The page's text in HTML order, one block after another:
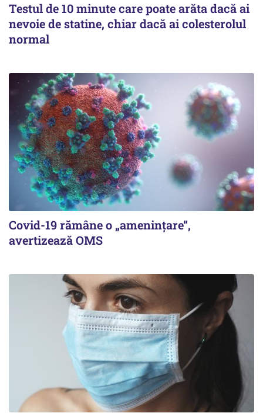
Testul de 10 minute care poate arăta dacă ai
nevoie de statine, chiar dacă ai colesterolul
normal
Covid-19 rămâne o „ameninţare“,
avertizează OMS